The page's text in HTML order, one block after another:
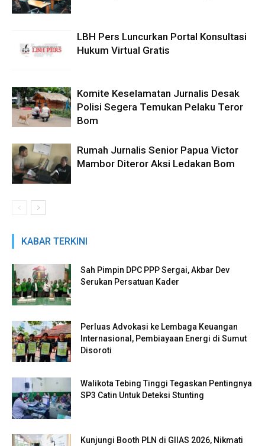
LBH Pers Luncurkan Portal Konsultasi
Hukum Virtual Gratis
Komite Keselamatan Jurnalis Desak
Polisi Segera Temukan Pelaku Teror
Bom
Rumah Jurnalis Senior Papua Victor
Mambor Diteror Aksi Ledakan Bom
KABAR TERKINI
Sah Pimpin DPC PPP Sergai, Akbar Dev
Serukan Persatuan Kader
Perluas Advokasi ke Lembaga Keuangan
Internasional, Pembiayaan Energi di Sumut
Disoroti
Walikota Tebing Tinggi Tegaskan Pentingnya
SP3 Catin Untuk Deteksi Stunting
Kunjungi Booth PLN di GIIAS 2026, Nikmati